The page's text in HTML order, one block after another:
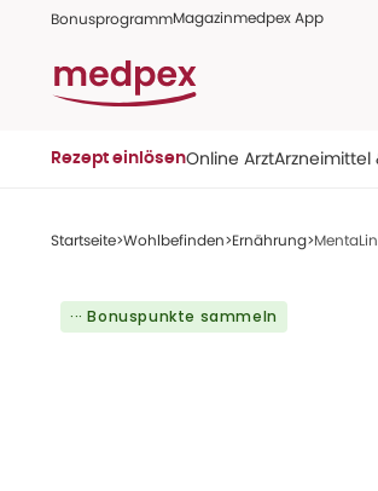
BonusprogrammMagazinmedpex App
Rezept einlösenOnline ArztArzneimittel
Startseite Wohlbefinden Ernährung
··· Bonuspunkte sammeln